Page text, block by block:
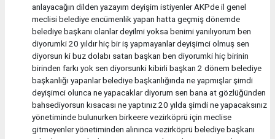
anlayacağın dilden yazayım deyişim istiyenler AKPde il genel
meclisi belediye encümenlik yapan hatta geçmiş dönemde
belediye başkanı olanlar deyilmi yoksa benimi yanılıyorum ben
diyorumki 20 yıldır hiç bir iş yapmayanlar deyişimci olmuş sen
diyorsun ki buz dolabı satan başkan ben diyorumki hiç birinin
birinden farkı yok sen diyorsunki kibirli başkan 2 dönem belediye
başkanlığı yapanlar belediye başkanlığında ne yapmışlar şimdi
deyişimci olunca ne yapacaklar diyorum sen bana at gözlüğünden
bahsediyorsun kısacası ne yaptınız 20 yılda şimdi ne yapacaksınız
yönetiminde bulunurken birkeere vezirköprü için meclise
gitmeyenler yönetiminden alınınca vezirköprü belediye başkanı